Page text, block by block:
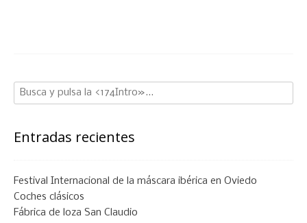
Entradas recientes
Festival Internacional de la máscara ibérica en Oviedo
Coches clásicos
Fábrica de loza San Claudio